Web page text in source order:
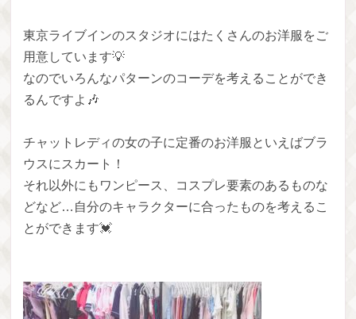
東京ライブインのスタジオにはたくさんのお洋服をご
用意しています💡
なのでいろんなパターンのコーデを考えることができ
るんですよ🎶
チャットレディの女の子に定番のお洋服といえばブラ
ウスにスカート！
それ以外にもワンピース、コスプレ要素のあるものな
どなど…自分のキャラクターに合ったものを考えるこ
とができます💓